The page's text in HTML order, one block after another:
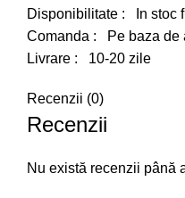
Disponibilitate : In stoc
Comanda : Pe baza de
Livrare : 10-20 zile
Recenzii (0)
Recenzii
Nu există recenzii până